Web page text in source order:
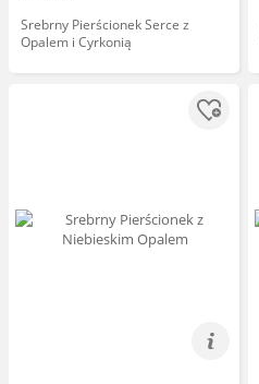
Srebrny Pierścionek Serce z
Opalem i Cyrkonią